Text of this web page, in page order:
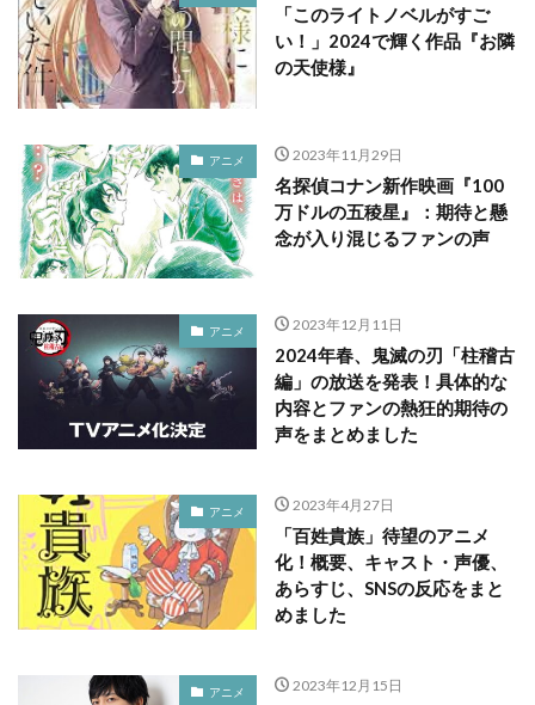
「このライトノベルがすご
い！」2024で輝く作品『お隣
の天使様』
アニメ 2023年11月29日
名探偵コナン新作映画『100
万ドルの五稜星』：期待と懸
念が入り混じるファンの声
アニメ 2023年12月11日
2024年春、鬼滅の刃「柱稽古
編」の放送を発表！具体的な
内容とファンの熱狂的期待の
声をまとめました
アニメ 2023年4月27日
「百姓貴族」待望のアニメ
化！概要、キャスト・声優、
あらすじ、SNSの反応をまと
めました
アニメ 2023年12月15日